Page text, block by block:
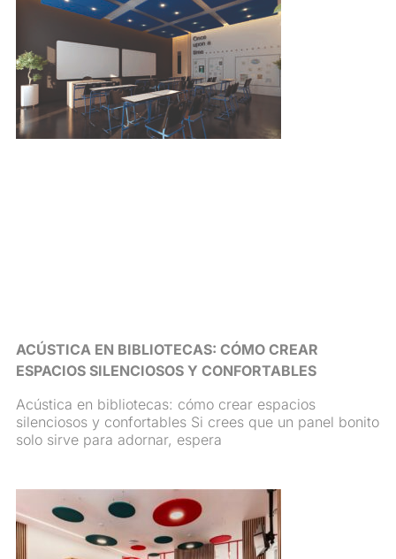
ACÚSTICA EN BIBLIOTECAS: CÓMO CREAR
ESPACIOS SILENCIOSOS Y CONFORTABLES
Acústica en bibliotecas: cómo crear espacios
silenciosos y confortables Si crees que un panel bonito
solo sirve para adornar, espera